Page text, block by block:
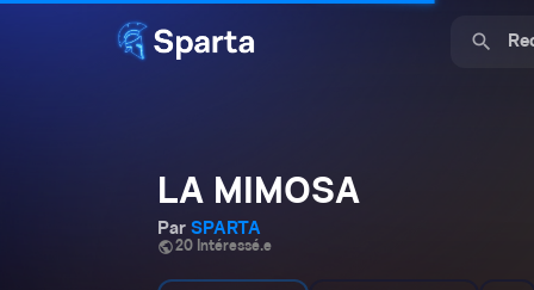
search
LA MIMOSA
Par SPARTA
public20 Intéressé.e